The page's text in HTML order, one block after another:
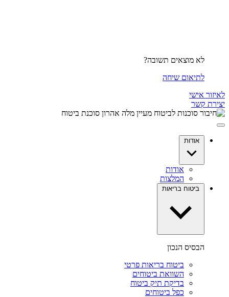
לא מוצאים תשובה?
לתיאום שיחה
לאיזור אישי
יצירת קשר
אודות
אודות
המלצות
ביטוח בריאות
הבסיס הנכון
ביטוח בריאות פרטי
השוואת ביטוחים
בדיקת תיק ביטוח
כפל ביטוחים